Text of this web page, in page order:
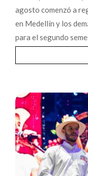
agosto comenzó a
en Medellín y los
para el segundo